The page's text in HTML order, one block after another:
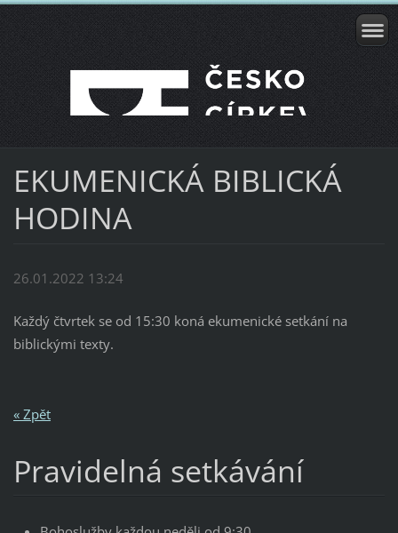
EKUMENICKÁ BIBLICKÁ
HODINA
26.01.2022 13:24
Každý čtvrtek se od 15:30 koná ekumenické setkání na
biblickými texty.
« Zpět
Pravidelná setkávání